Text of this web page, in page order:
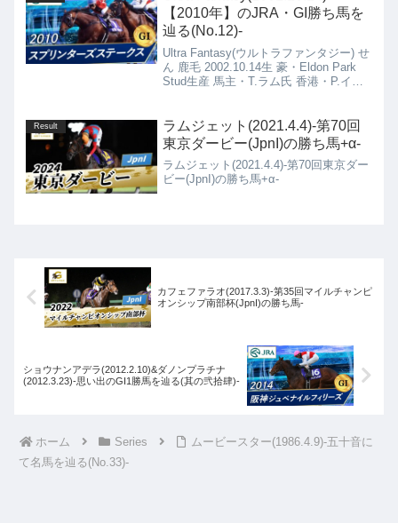
【2010年】のJRA・GI勝ち馬を
辿る(No.12)-
Ultra Fantasy(ウルトラファンタジー) せ
ん 鹿毛 2002.10.14生 豪・Eldon Park
Stud生産 馬主・T.ラム氏 香港・P.イウ
Result
ラムジェット(2021.4.4)-第70回
東京ダービー(JpnI)の勝ち馬+α-
ラムジェット(2021.4.4)-第70回東京ダー
ビー(JpnI)の勝ち馬+α-
カフェファラオ(2017.3.3)-第35回マイルチャンピ
オンシップ南部杯(JpnI)の勝ち馬-
ショウナンアデラ(2012.2.10)&ダノンプラチナ
(2012.3.23)-思い出のGI1勝馬を辿る(其の弐拾肆)-
ホーム Series
ムービースター(1986.4.9)-五十音に
て名馬を辿る(No.33)-